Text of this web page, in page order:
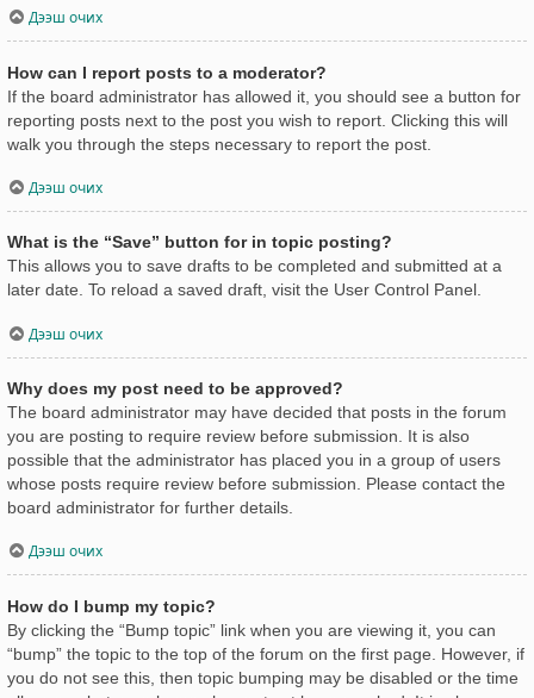
Дээш очих
How can I report posts to a moderator?
If the board administrator has allowed it, you should see a button for
reporting posts next to the post you wish to report. Clicking this will
walk you through the steps necessary to report the post.
Дээш очих
What is the “Save” button for in topic posting?
This allows you to save drafts to be completed and submitted at a
later date. To reload a saved draft, visit the User Control Panel.
Дээш очих
Why does my post need to be approved?
The board administrator may have decided that posts in the forum
you are posting to require review before submission. It is also
possible that the administrator has placed you in a group of users
whose posts require review before submission. Please contact the
board administrator for further details.
Дээш очих
How do I bump my topic?
By clicking the “Bump topic” link when you are viewing it, you can
“bump” the topic to the top of the forum on the first page. However, if
you do not see this, then topic bumping may be disabled or the time